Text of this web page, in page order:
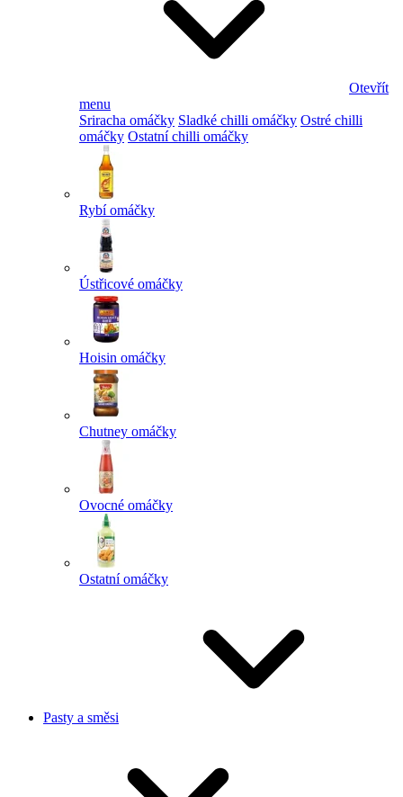
Otevřít
menu
Sriracha omáčky Sladké chilli omáčky Ostré chilli
omáčky Ostatní chilli omáčky
Rybí omáčky
Ústřicové omáčky
Hoisin omáčky
Chutney omáčky
Ovocné omáčky
Ostatní omáčky
Pasty a směsi